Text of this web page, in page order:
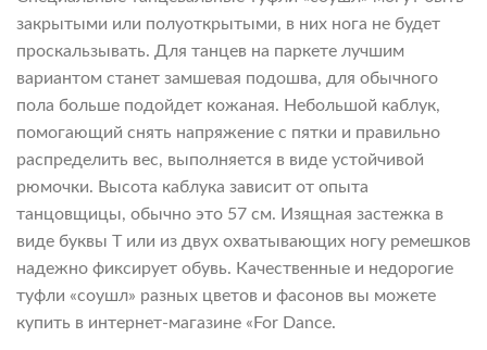
закрытыми или полуоткрытыми, в них нога не будет
проскальзывать. Для танцев на паркете лучшим
вариантом станет замшевая подошва, для обычного
пола больше подойдет кожаная. Небольшой каблук,
помогающий снять напряжение с пятки и правильно
распределить вес, выполняется в виде устойчивой
рюмочки. Высота каблука зависит от опыта
танцовщицы, обычно это 57 см. Изящная застежка в
виде буквы Т или из двух охватывающих ногу ремешков
надежно фиксирует обувь. Качественные и недорогие
туфли «соушл» разных цветов и фасонов вы можете
купить в интернет-магазине «For Dance.